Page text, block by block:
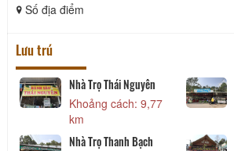
Số địa điểm
Lưu trú
Nhà Trọ Thái Nguyên
Khoảng cách: 9,77
km
Nhà Trọ Thanh Bạch